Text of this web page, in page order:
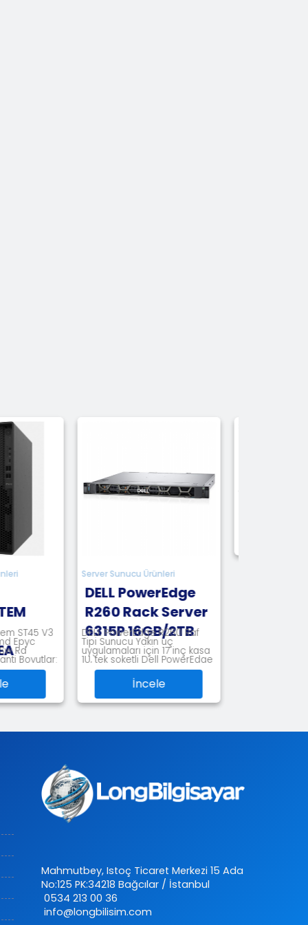
Sunucu Ürünleri
PowerEdge
Rack Server
16GB/2TB
PowerEdge R260 Raf
Yakın uç
için 17 inç kasa
soketli Dell PowerEdge
esn
Server Sunucu Ürünleri
DELL PowerEdge
R360 Rack Server
6315P 16GB/2TB
DELL PowerEdge R360 Raf
Tipi Sunucular DELL
PowerEdge R360, kurumsal
sınıf özellikler isteyen
kuruluşlar için iş büyü
Mahmutbey, Istoç Ticaret Merkezi 15 Ada
No:125 PK:34218 Bağcılar / İstanbul
0534 213 00 36
info@longbilisim.com